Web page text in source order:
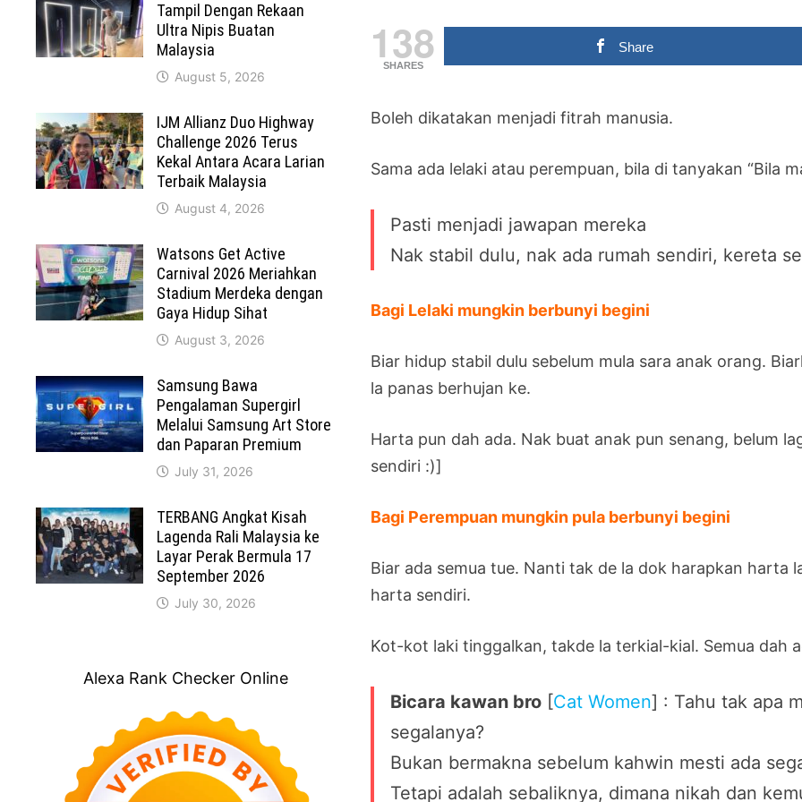
138
SHARES
Share
Boleh dikatakan menjadi fitrah manusia.
Sama ada lelaki atau perempuan, bila di tanyakan “Bila
Pasti menjadi jawapan mereka
Nak stabil dulu, nak ada rumah sendiri, kereta
Bagi Lelaki mungkin berbunyi begini
Biar hidup stabil dulu sebelum mula sara anak orang.
la panas berhujan ke.
Harta pun dah ada. Nak buat anak pun senang, belum
sendiri :)]
Bagi Perempuan mungkin pula berbunyi begini
Biar ada semua tue. Nanti tak de la dok harapkan harta
harta sendiri.
Kot-kot laki tinggalkan, takde la terkial-kial. Semua dah
Bicara kawan bro [Cat Women] : Tahu tak apa
segalanya?
Bukan bermakna sebelum kahwin mesti ada
Tetapi adalah sebaliknya, dimana nikah dan
Tampil Dengan Rekaan
Ultra Nipis Buatan
Malaysia
August 5, 2026
IJM Allianz Duo Highway
Challenge 2026 Terus
Kekal Antara Acara Larian
Terbaik Malaysia
August 4, 2026
Watsons Get Active
Carnival 2026 Meriahkan
Stadium Merdeka dengan
Gaya Hidup Sihat
August 3, 2026
Samsung Bawa
Pengalaman Supergirl
Melalui Samsung Art Store
dan Paparan Premium
July 31, 2026
TERBANG Angkat Kisah
Lagenda Rali Malaysia ke
Layar Perak Bermula 17
September 2026
July 30, 2026
Alexa Rank Checker Online